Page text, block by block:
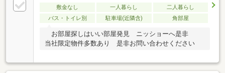
敷金なし 一人暮らし
二人暮らし
バス・トイレ別
駐車場(近隣含) 角部屋
お部屋探しはいい部屋発見 ニッショーへ是非
当社限定物件多数あり 是非お問い合わせください